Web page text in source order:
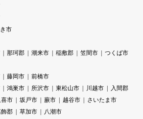
市
那珂郡 潮来市 稲敷郡 笠間市
つくば市
藤岡市
前橋市
鴻巣市 所沢市 東松山市 川越市
入間郡
喜市 坂戸市 蕨市 越谷市
さいたま市
郡 草加市
八潮市